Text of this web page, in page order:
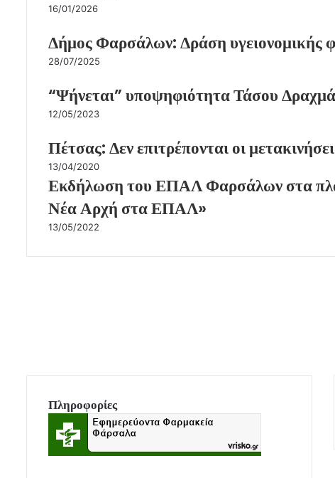
16/01/2026
Δήμος Φαρσάλων: Δράση υγειονομικής
28/07/2025
“Ψήνεται” υποψηφιότητα Τάσου
12/05/2023
Πέτσας: Δεν επιτρέπονται οι
13/04/2020
Εκδήλωση του ΕΠΑΛ Φαρσάλων στα
Νέα Αρχή στα ΕΠΑΛ»
13/05/2022
Πληροφορίες